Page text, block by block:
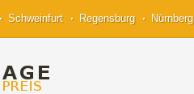
Schweinfurt Regensburg Nürnberg